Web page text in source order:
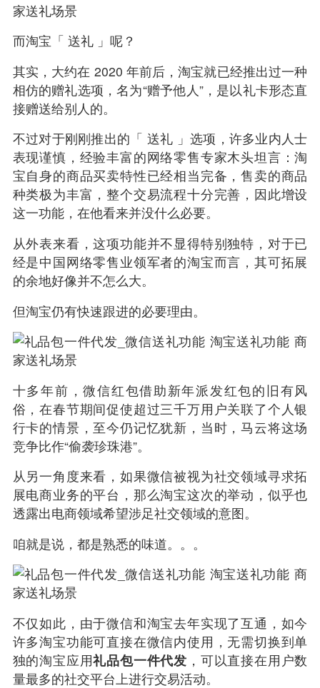
而淘宝「 送礼 」呢？
其实，大约在 2020 年前后，淘宝就已经推出过一种
相仿的赠礼选项，名为“赠予他人”，是以礼卡形态直
接赠送给别人的。
不过对于刚刚推出的「 送礼 」选项，许多业内人士
表现谨慎，经验丰富的网络零售专家木头坦言：淘
宝自身的商品买卖特性已经相当完备，售卖的商品
种类极为丰富，整个交易流程十分完善，因此增设
这一功能，在他看来并没什么必要。
从外表来看，这项功能并不显得特别独特，对于已
经是中国网络零售业领军者的淘宝而言，其可拓展
的余地好像并不怎么大。
但淘宝仍有快速跟进的必要理由。
十多年前，微信红包借助新年派发红包的旧有风
俗，在春节期间促使超过三千万用户关联了个人银
行卡的情景，至今仍记忆犹新，当时，马云将这场
竞争比作“偷袭珍珠港”。
从另一角度来看，如果微信被视为社交领域寻求拓
展电商业务的平台，那么淘宝这次的举动，似乎也
透露出电商领域希望涉足社交领域的意图。
咱就是说，都是熟悉的味道。。。
不仅如此，由于微信和淘宝去年实现了互通，如今
许多淘宝功能可直接在微信内使用，无需切换到单
独的淘宝应用礼品包一件代发 ，可以直接在用户数
量最多的社交平台上进行交易活动。